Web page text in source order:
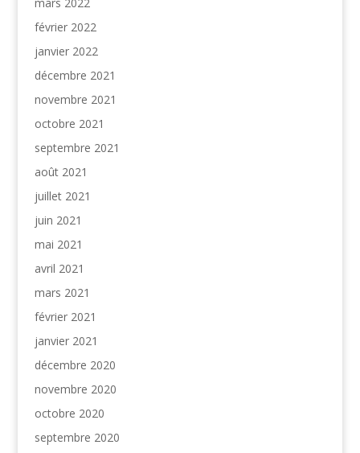
février 2022
janvier 2022
décembre 2021
novembre 2021
octobre 2021
septembre 2021
août 2021
juillet 2021
juin 2021
mai 2021
avril 2021
mars 2021
février 2021
janvier 2021
décembre 2020
novembre 2020
octobre 2020
septembre 2020